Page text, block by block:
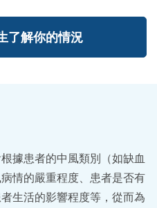
了解你的情況
據患者的中風類別（如缺血
情的嚴重程度、患者是否有
生活的影響程度等，從而為